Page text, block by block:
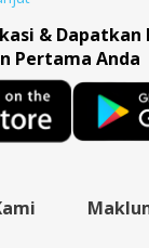
& Dapatkan
Pertama Anda